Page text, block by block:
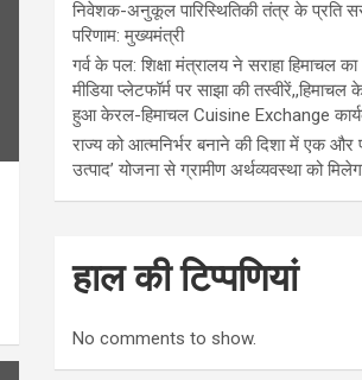
निवेशक-अनुकूल पारिस्थितिकी तंत्र के प्रति
परिणाम: मुख्यमंत्री
गर्व के पल: शिक्षा मंत्रालय ने सराहा हिमाचल
मीडिया प्लेटफॉर्म पर साझा की
हुआ केरल-हिमाचल Cuisine Exchange
राज्य को आत्मनिर्भर बनाने की दिशा में एक और
उत्पाद’ योजना से ग्रामीण अर्थव्यवस्था को
हाल की टिप्पणियां
No comments to show.